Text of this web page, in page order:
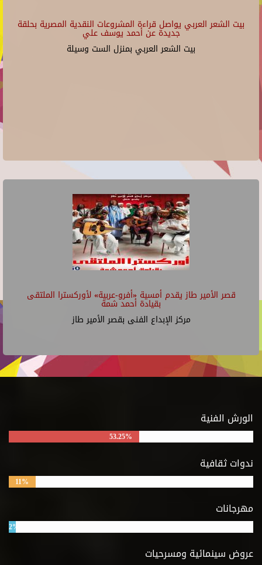
بيت الشعر العربي يواصل قراءة المشروعات النقدية المصرية بحلقة
جديدة عن أحمد يوسف علي
بيت الشعر العربي بمنزل الست وسيلة
قصر الأمير طاز يقدم أمسية «أفرو-عربية» لأوركسترا الملتقى
بقيادة أحمد شمة
مركز الإبداع الفنى بقصر الأمير طاز
الورش الفنية
53.25%
ندوات ثقافية
11%
مهرجانات
2%
عروض سينمائية ومسرحيات